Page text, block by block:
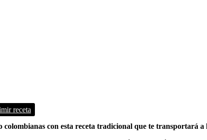
receta
colombianas con esta receta tradicional que te transportará